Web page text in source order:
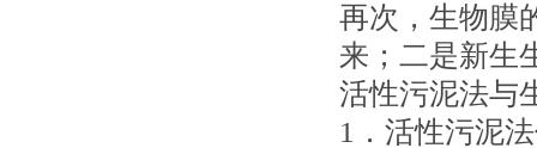
再次，生物膜
来；二是新生
活性污泥法与
1．活性污泥